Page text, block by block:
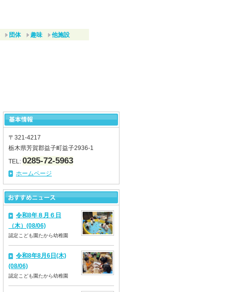
団体 趣味 他施設
〒321-4217
栃木県芳賀郡益子町益子2936-1
TEL: 0285-72-5963
ホームページ
令和8年８月６日
（木）(08/06)
認定こども園たから幼稚園
令和8年8月6日(木)
(08/06)
認定こども園たから幼稚園